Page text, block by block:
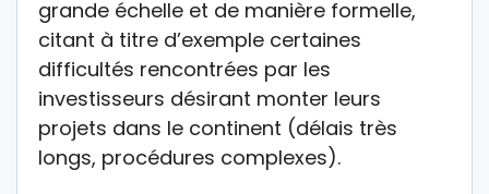
grande échelle et de manière formelle,
citant à titre d’exemple certaines
difficultés rencontrées par les
investisseurs désirant monter leurs
projets dans le continent (délais très
longs, procédures complexes).